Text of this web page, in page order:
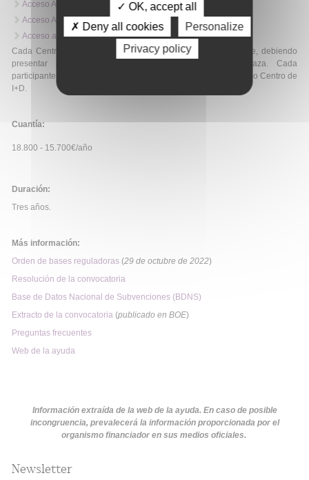
Acceso Aplicación de Solicitud - Entidades.
Acceso Aplicación de Solicitud - Técnicos.
Acceso a Sede electrónica.
Cada Centro de I+D podrá solicitar tantas plazas como desee, debiendo
presentar personas participantes diferentes en cada plaza. Cada
participante sólo podrá ser presentado en la solicitud de un único Centro de
I+D.
Cuantía:
18.800 - 15.700€/año
Duración:
Tres años.
Más información:
Orden de bases reguladoras (29 de octubre de 2022)
Resolución de la convocatoria
Base de Datos Nacional de Subvenciones (BDNS)
Extracto de la convocatoria (publicado en BOE)
Preguntas frecuentes
Web de la ayuda
Información extraída de la web de la ayuda. En caso de posible
incongruencia, prevalecerá la información proporcionada por el
organismo financiador en sus medios oficiales.
Newsletter
✓ OK, accept all
✗ Deny all cookies
Personalize
Privacy policy